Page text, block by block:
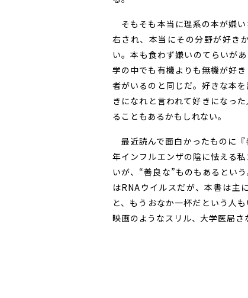
そもそも本当に理系の本が嫌
右され、本当にその分野が好き
い。本も食わず嫌いのてらいが
学の中でも有機よりも無機が好
者がいるのと同じだ。好きな本
きになれと言われて好きになっ
ることもあるかもしれない。
最近読んで面白かったものに
年インフルエンザの陰に怯える
いが、“善良な”ものもあるとい
はRNAウイルスだが、本書は主
と、もうおなか一杯だという人
映画のようなスリル、大学医局さ